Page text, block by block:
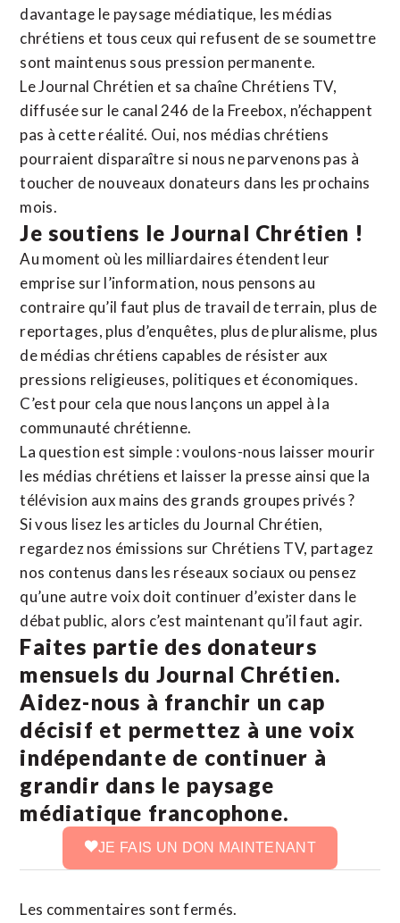
davantage le paysage médiatique, les médias
chrétiens et tous ceux qui refusent de se soumettre
sont maintenus sous pression permanente.
Le Journal Chrétien et sa chaîne Chrétiens TV,
diffusée sur le canal 246 de la Freebox, n’échappent
pas à cette réalité. Oui, nos médias chrétiens
pourraient disparaître si nous ne parvenons pas à
toucher de nouveaux donateurs dans les prochains
mois.
Je soutiens le Journal Chrétien !
Au moment où les milliardaires étendent leur
emprise sur l’information, nous pensons au
contraire qu’il faut plus de travail de terrain, plus de
reportages, plus d’enquêtes, plus de pluralisme, plus
de médias chrétiens capables de résister aux
pressions religieuses, politiques et économiques.
C’est pour cela que nous lançons un appel à la
communauté chrétienne.
La question est simple : voulons-nous laisser mourir
les médias chrétiens et laisser la presse ainsi que la
télévision aux mains des grands groupes privés ?
Si vous lisez les articles du Journal Chrétien,
regardez nos émissions sur Chrétiens TV, partagez
nos contenus dans les réseaux sociaux ou pensez
qu’une autre voix doit continuer d’exister dans le
débat public, alors c’est maintenant qu’il faut agir.
Faites partie des donateurs
mensuels du Journal Chrétien.
Aidez-nous à franchir un cap
décisif et permettez à une voix
indépendante de continuer à
grandir dans le paysage
médiatique francophone.
JE FAIS UN DON MAINTENANT
Les commentaires sont fermés.